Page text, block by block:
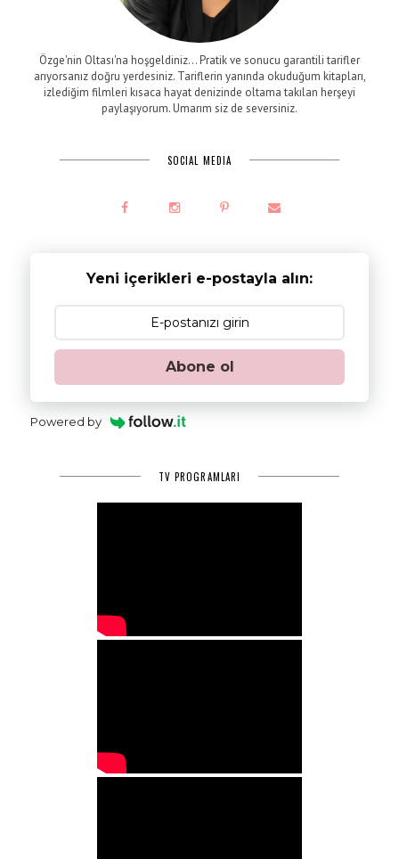
Özge'nin Oltası'na hoşgeldiniz... Pratik ve sonucu garantili tarifler
arıyorsanız doğru yerdesiniz. Tariflerin yanında okuduğum kitapları,
izlediğim filmleri kısaca hayat denizinde oltama takılan herşeyi
paylaşıyorum. Umarım siz de seversiniz.
SOCIAL MEDIA
Yeni içerikleri e-postayla alın:
Abone ol
Powered by
TV PROGRAMLARI